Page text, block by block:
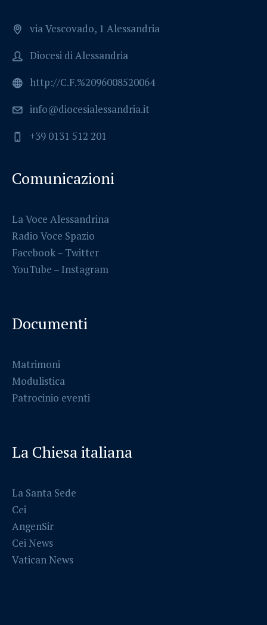
via Vescovado, 1 Alessandria
Diocesi di Alessandria
http://C.F.%2096008520064
info@diocesialessandria.it
+39 0131 512 201
Comunicazioni
La Voce Alessandrina
Radio Voce Spazio
Facebook– Twitter
YouTube – Instagram
Documenti
Matrimoni
Modulistica
Patrocinio eventi
La Chiesa italiana
La Santa Sede
Cei
AngenSir
Cei News
Vatican News